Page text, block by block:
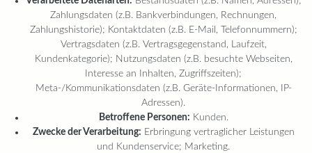
Zahlungsdaten (z.B. Bankverbindungen, Rechnungen,
Zahlungshistorie); Kontaktdaten (z.B. E-Mail, Telefonnummern);
Vertragsdaten (z.B. Vertragsgegenstand, Laufzeit,
Kundenkategorie); Nutzungsdaten (z.B. besuchte Webseiten,
Interesse an Inhalten, Zugriffszeiten);
Meta-/Kommunikationsdaten (z.B. Geräte-Informationen, IP-
Adressen).
Betroffene Personen: Kunden.
Zwecke der Verarbeitung: Erbringung vertraglicher Leistungen
und Kundenservice; Marketing.